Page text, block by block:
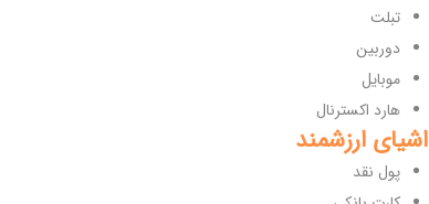
تبلت
دوربین
موبایل
هارد اکسترنال
اشیای ارزشمند
پول نقد